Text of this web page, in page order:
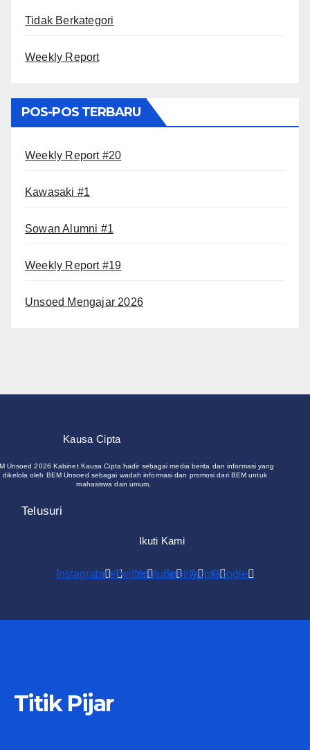
Tidak Berkategori
Weekly Report
POS-POS TERBARU
Weekly Report #20
Kawasaki #1
Sowan Alumni #1
Weekly Report #19
Unsoed Mengajar 2026
Kausa Cipta
Unsoed 2026 Kabinet Kausa Cipta hadir sebagai media berita dan informasi yang
dikelola oleh BEM Unsoed sebagai wadah informasi dan promosi dari BEM untuk
mahasiswa dan umum.
Telusuri
Ikuti Kami
InstagramLineTwitterYoutubeSpotifyAppleGoogle
Titik Pijar